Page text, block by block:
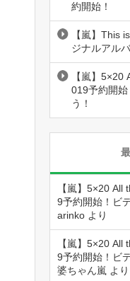
約開始！
【嵐】This
ジナルアルバ
【嵐】
019予約開始
う！
【嵐】5×20 All
9予約開始！ビ
arinko より
【嵐】5×20 All
9予約開始！ビ
婆ちゃん嵐 より